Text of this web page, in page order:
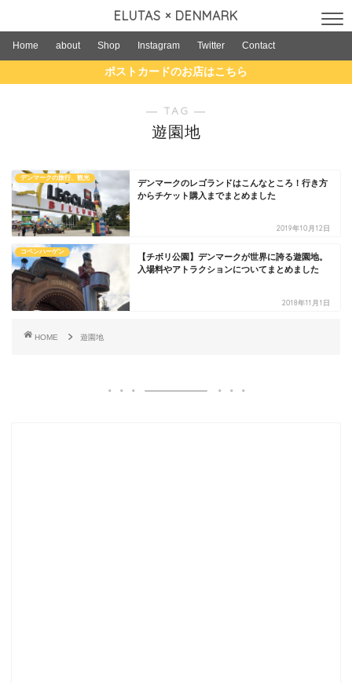
ELUTAS × DENMARK
Home about Shop Instagram Twitter Contact
ポストカードのお店はこちら
― TAG ―
遊園地
デンマークの旅行、観光
デンマークのレゴランドはこんなところ！行き方
からチケット購入までまとめました
2019年10月12日
コペンハーゲン
【チボリ公園】デンマークが世界に誇る遊園地。
入場料やアトラクションについてまとめました
2018年11月1日
HOME 遊園地